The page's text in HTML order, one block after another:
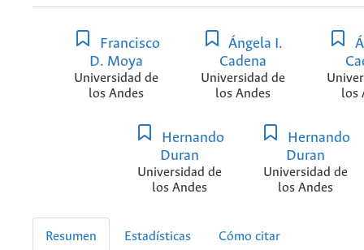
Francisco
D. Moya
Universidad de
los Andes
Ángela I.
Cadena
Universidad de
los Andes
los
Hernando
Duran
Universidad de
los Andes
Hernando
Duran
Universidad de
los Andes
Resumen Estadísticas Cómo citar